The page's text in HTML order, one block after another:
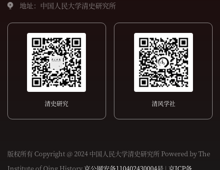
地址：中国人民大学清史研究所
清史研究 清风学社
版权所有 Copyright @ 2024 中国人民大学清史研究所 Powered by The